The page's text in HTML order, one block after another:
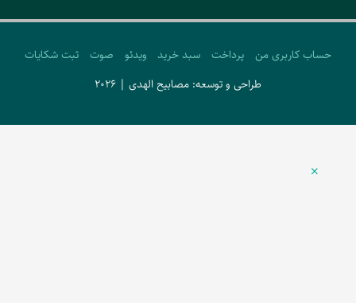
حساب کاربری من پرداخت سبد خرید ویدئو صوت
ثبت شکایات
طراحی و توسعه: مصابیح الهدی | 2026